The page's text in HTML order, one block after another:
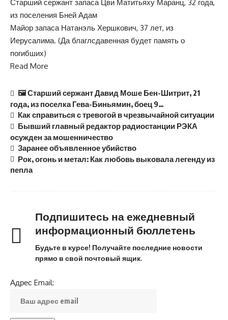
Старший сержант запаса Цви Матитьяху Маранц, 32 года,
из поселения Бней Адам
Майор запаса Натанэль Хершкович, 37 лет, из
Иерусалима. (Да благлсдавенная будет память о
погибших)
Read More
🖼 Старший сержант Давид Моше Бен-Шитрит, 21
года, из поселка Гева-Биньямин, боец ​​9…
Как справиться с тревогой в чрезвычайной ситуации
Бывший главный редактор радиостанции РЭКА
осужден за мошенничество
Заранее объявленное убийство
Рок, огонь и метал: Как любовь выковала легенду из
пепла
Подпишитесь на ежедневный
информационный бюллетень
Будьте в курсе! Получайте последние новости
прямо в свой почтовый ящик.
Адрес Email: